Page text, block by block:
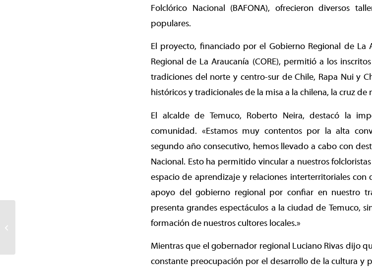
Folclórico Nacional (BAFONA), ofrecieron diversos
populares.
El proyecto, financiado por el Gobierno Regional de
Regional de La Araucanía (CORE), permitió a los
tradiciones del norte y centro-sur de Chile, Rapa Nui y
históricos y tradicionales de la misa a la chilena, la cruz
El alcalde de Temuco, Roberto Neira, destacó la
comunidad. «Estamos muy contentos por la alta
segundo año consecutivo, hemos llevado a cabo con
Nacional. Esto ha permitido vincular a nuestros
espacio de aprendizaje y relaciones interterritoriales con
apoyo del gobierno regional por confiar en nuestro
presenta grandes espectáculos a la ciudad de Temuco,
formación de nuestros cultores locales.»
Mientras que el gobernador regional Luciano Rivas dijo
constante preocupación por el desarrollo de la cultura y